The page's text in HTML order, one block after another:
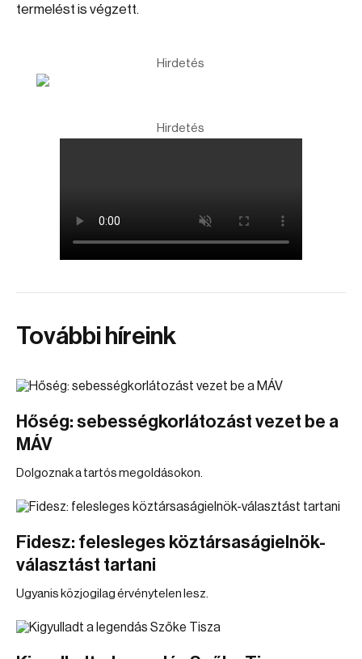
termelést is végzett.
Hirdetés
Hirdetés
További híreink
Hőség: sebességkorlátozást vezet be a
MÁV
Dolgoznak a tartós megoldásokon.
Fidesz: felesleges köztársaságielnök-
választást tartani
Ugyanis közjogilag érvénytelen lesz.